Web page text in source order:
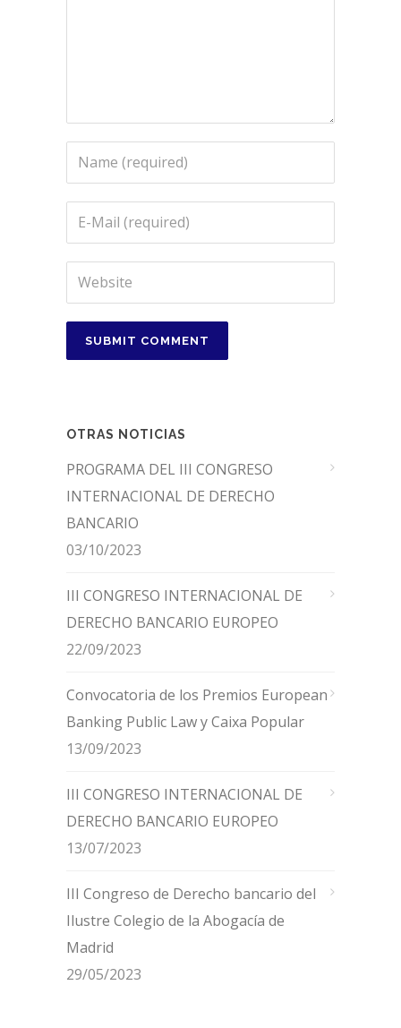
OTRAS NOTICIAS
PROGRAMA DEL III CONGRESO
INTERNACIONAL DE DERECHO
BANCARIO
03/10/2023
III CONGRESO INTERNACIONAL DE
DERECHO BANCARIO EUROPEO
22/09/2023
Convocatoria de los Premios European
Banking Public Law y Caixa Popular
13/09/2023
III CONGRESO INTERNACIONAL DE
DERECHO BANCARIO EUROPEO
13/07/2023
III Congreso de Derecho bancario del
Ilustre Colegio de la Abogacía de
Madrid
29/05/2023